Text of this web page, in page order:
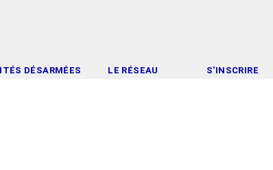
DÉSARMÉES LE RÉSEAU S'INSCRIRE